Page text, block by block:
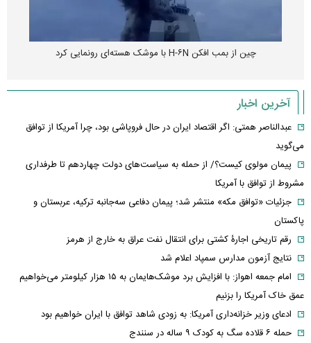
چین از بمب افکن H-۶N با موشک هسته‌ای رونمایی کرد
آخرین اخبار
عبدالناصر همتی: اگر اقتصاد ایران در حال فروپاشی بود، چرا آمریکا از توافق
می‌گوید
پیمان مولوی کیست؟/ از حمله به سیاست‌های دولت چهاردهم تا طرفداری
مشروط از توافق با آمریکا
جزئیات «توافق مکه» منتشر شد؛ پیمان دفاعی سه‌جانبه ترکیه، عربستان و
پاکستان
رقم تاریخی اجارۀ کشتی برای انتقال نفت عراق به خارج از هرمز
نتایج آزمون مدارس سمپاد اعلام شد
امام‌ جمعه اهواز: با افزایش برد موشک‌هایمان به ۱۵ هزار کیلومتر می‌خواهیم
عمق خاک آمریکا را بزنیم
ادعای وزیر خزانه‌داری آمریکا: به زودی شاهد توافق با ایران خواهیم بود
حمله ۶ قلاده سگ به کودک ۹ ساله در سنندج